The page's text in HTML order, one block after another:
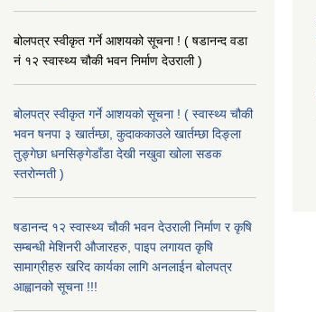
बोलपत्र स्वीकृत गर्ने आशयको सूचना ! ( षडानन्द वडा
नं १२ स्वास्थ्य चौकी भवन निर्माण देउराली )
बोलपत्र स्वीकृत गर्ने आशयको सूचना ! ( स्वास्थ्य चौकी
भवन षनपा ३ खार्तम्छा, कुदाककाउले खार्तम्छा दिङ्ला
तुङ्गेछा धनसिङ्गेडाँडा देखी नखुवा खोला सडक
स्तरोन्नती )
षडानन्द १२ स्वास्थ्य चौकी भवन देउराली निर्माण र कृषि
सम्बन्धी मेशिनरी औजारहरु, पाइप लगायत कृषि
सामाग्रीहरु खरिद कार्यका लागि अनलाईन बोलपत्र
आह्वानको सूचना !!!